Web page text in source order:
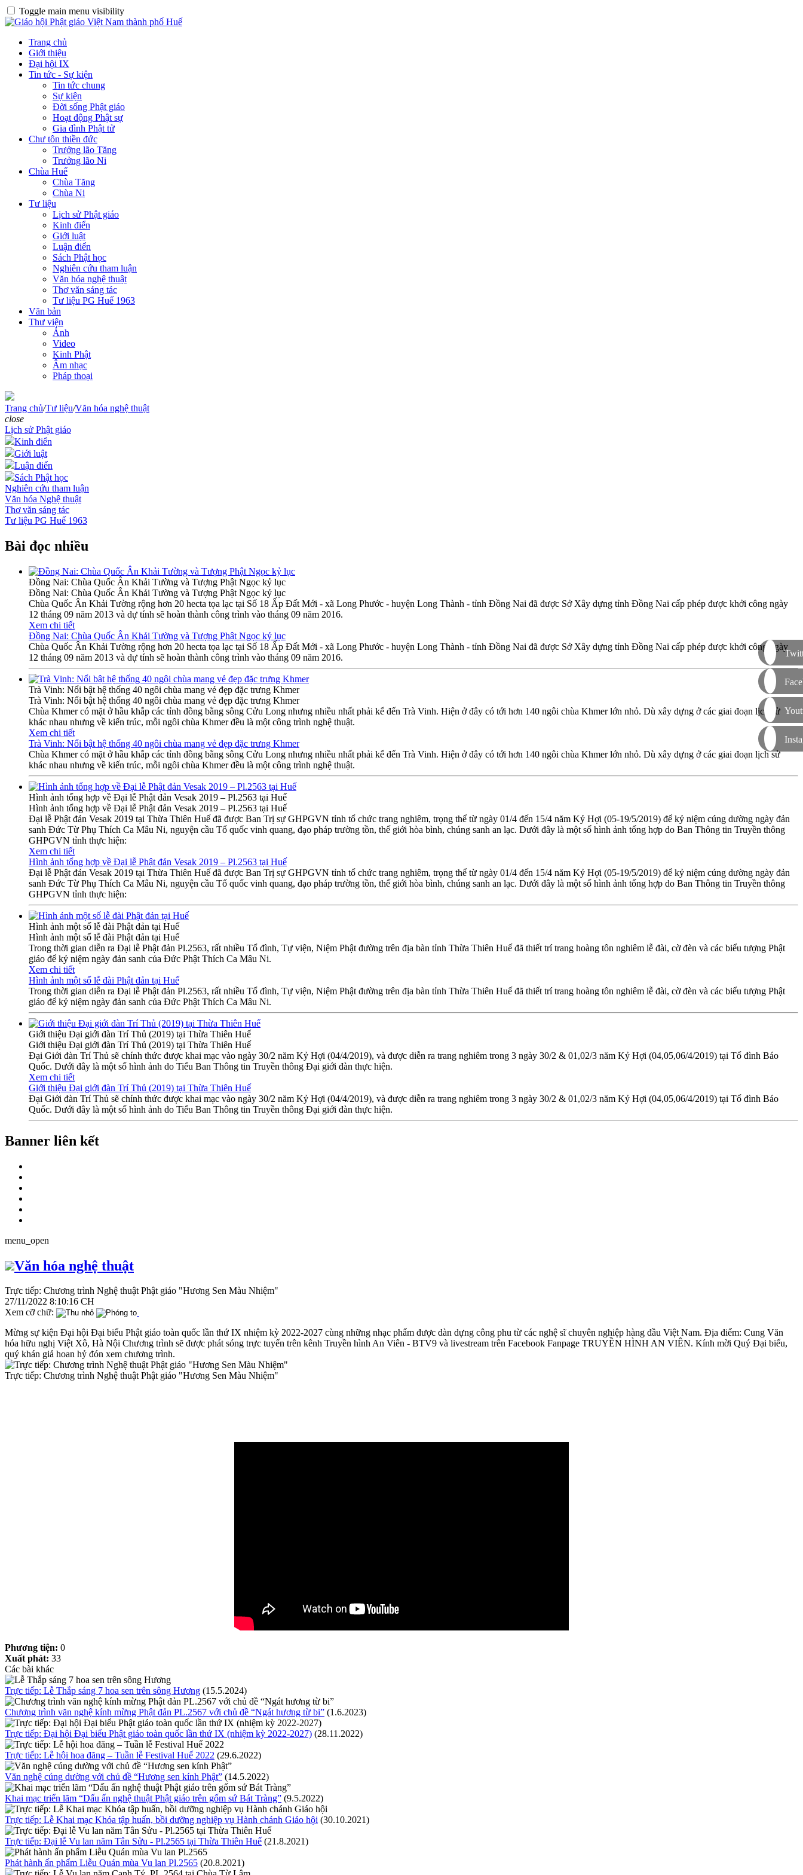
Toggle main menu visibility
Trang chủ
Giới thiệu
Đại hội IX
Tin tức - Sự kiện
Tin tức chung
Sự kiện
Đời sống Phật giáo
Hoạt động Phật sự
Gia đình Phật tử
Chư tôn thiền đức
Trưởng lão Tăng
Trưởng lão Ni
Chùa Huế
Chùa Tăng
Chùa Ni
Tư liệu
Lịch sử Phật giáo
Kinh điển
Giới luật
Luận điển
Sách Phật học
Nghiên cứu tham luận
Văn hóa nghệ thuật
Thơ văn sáng tác
Tư liệu PG Huế 1963
Văn bản
Thư viện
Ảnh
Video
Kinh Phật
Âm nhạc
Pháp thoại
Trang chủ/Tư liệu/Văn hóa nghệ thuật
close
Lịch sử Phật giáo
Kinh điển
Giới luật
Luận điển
Sách Phật học
Nghiên cứu tham luận
Văn hóa Nghệ thuật
Thơ văn sáng tác
Tư liệu PG Huế 1963
Bài đọc nhiều
Đồng Nai: Chùa Quốc Ân Khải Tường và Tượng Phật Ngọc kỷ lục
Đồng Nai: Chùa Quốc Ân Khải Tường và Tượng Phật Ngọc kỷ lục
Chùa Quốc Ân Khải Tường rộng hơn 20 hecta tọa lạc tại Số 18 Ấp Đất Mới - xã Long Phước - huyện Long Thành - tỉnh Đồng Nai đã được Sở Xây dựng tỉnh Đồng Nai cấp phép được khởi công ngày
12 tháng 09 năm 2013 và dự tính sẽ hoàn thành công trình vào tháng 09 năm 2016.
Xem chi tiết
Đồng Nai: Chùa Quốc Ân Khải Tường và Tượng Phật Ngọc kỷ lục
Chùa Quốc Ân Khải Tường rộng hơn 20 hecta tọa lạc tại Số 18 Ấp Đất Mới - xã Long Phước - huyện Long Thành - tỉnh Đồng Nai đã được Sở Xây dựng tỉnh Đồng Nai cấp phép được khởi công ngày
12 tháng 09 năm 2013 và dự tính sẽ hoàn thành công trình vào tháng 09 năm 2016.
Trà Vinh: Nổi bật hệ thống 40 ngôi chùa mang vẻ đẹp đặc trưng Khmer
Trà Vinh: Nổi bật hệ thống 40 ngôi chùa mang vẻ đẹp đặc trưng Khmer
Chùa Khmer có mặt ở hầu khắp các tỉnh đồng bằng sông Cửu Long nhưng nhiều nhất phải kể đến Trà Vinh. Hiện ở đây có tới hơn 140 ngôi chùa Khmer lớn nhỏ. Dù xây dựng ở các giai đoạn lịch sử
khác nhau nhưng về kiến trúc, mỗi ngôi chùa Khmer đều là một công trình nghệ thuật.
Xem chi tiết
Trà Vinh: Nổi bật hệ thống 40 ngôi chùa mang vẻ đẹp đặc trưng Khmer
Chùa Khmer có mặt ở hầu khắp các tỉnh đồng bằng sông Cửu Long nhưng nhiều nhất phải kể đến Trà Vinh. Hiện ở đây có tới hơn 140 ngôi chùa Khmer lớn nhỏ. Dù xây dựng ở các giai đoạn lịch sử
khác nhau nhưng về kiến trúc, mỗi ngôi chùa Khmer đều là một công trình nghệ thuật.
Hình ảnh tổng hợp về Đại lễ Phật đản Vesak 2019 – Pl.2563 tại Huế
Hình ảnh tổng hợp về Đại lễ Phật đản Vesak 2019 – Pl.2563 tại Huế
Đại lễ Phật đản Vesak 2019 tại Thừa Thiên Huế đã được Ban Trị sự GHPGVN tỉnh tổ chức trang nghiêm, trọng thể từ ngày 01/4 đến 15/4 năm Kỷ Hợi (05-19/5/2019) để kỷ niệm cúng dường ngày đản
sanh Đức Từ Phụ Thích Ca Mâu Ni, nguyện cầu Tổ quốc vinh quang, đạo pháp trường tồn, thế giới hòa bình, chúng sanh an lạc. Dưới đây là một số hình ảnh tổng hợp do Ban Thông tin Truyền thông
GHPGVN tỉnh thực hiện:
Xem chi tiết
Hình ảnh tổng hợp về Đại lễ Phật đản Vesak 2019 – Pl.2563 tại Huế
Đại lễ Phật đản Vesak 2019 tại Thừa Thiên Huế đã được Ban Trị sự GHPGVN tỉnh tổ chức trang nghiêm, trọng thể từ ngày 01/4 đến 15/4 năm Kỷ Hợi (05-19/5/2019) để kỷ niệm cúng dường ngày đản
sanh Đức Từ Phụ Thích Ca Mâu Ni, nguyện cầu Tổ quốc vinh quang, đạo pháp trường tồn, thế giới hòa bình, chúng sanh an lạc. Dưới đây là một số hình ảnh tổng hợp do Ban Thông tin Truyền thông
GHPGVN tỉnh thực hiện:
Hình ảnh một số lễ đài Phật đản tại Huế
Hình ảnh một số lễ đài Phật đản tại Huế
Trong thời gian diễn ra Đại lễ Phật đản Pl.2563, rất nhiều Tổ đình, Tự viện, Niệm Phật đường trên địa bàn tỉnh Thừa Thiên Huế đã thiết trí trang hoàng tôn nghiêm lễ đài, cờ đèn và các biểu tượng Phật
giáo để kỷ niệm ngày đản sanh của Đức Phật Thích Ca Mâu Ni.
Xem chi tiết
Hình ảnh một số lễ đài Phật đản tại Huế
Trong thời gian diễn ra Đại lễ Phật đản Pl.2563, rất nhiều Tổ đình, Tự viện, Niệm Phật đường trên địa bàn tỉnh Thừa Thiên Huế đã thiết trí trang hoàng tôn nghiêm lễ đài, cờ đèn và các biểu tượng Phật
giáo để kỷ niệm ngày đản sanh của Đức Phật Thích Ca Mâu Ni.
Giới thiệu Đại giới đàn Trí Thủ (2019) tại Thừa Thiên Huế
Giới thiệu Đại giới đàn Trí Thủ (2019) tại Thừa Thiên Huế
Đại Giới đàn Trí Thủ sẽ chính thức được khai mạc vào ngày 30/2 năm Kỷ Hợi (04/4/2019), và được diễn ra trang nghiêm trong 3 ngày 30/2 & 01,02/3 năm Kỷ Hợi (04,05,06/4/2019) tại Tổ đình Báo
Quốc. Dưới đây là một số hình ảnh do Tiểu Ban Thông tin Truyền thông Đại giới đàn thực hiện.
Xem chi tiết
Giới thiệu Đại giới đàn Trí Thủ (2019) tại Thừa Thiên Huế
Đại Giới đàn Trí Thủ sẽ chính thức được khai mạc vào ngày 30/2 năm Kỷ Hợi (04/4/2019), và được diễn ra trang nghiêm trong 3 ngày 30/2 & 01,02/3 năm Kỷ Hợi (04,05,06/4/2019) tại Tổ đình Báo
Quốc. Dưới đây là một số hình ảnh do Tiểu Ban Thông tin Truyền thông Đại giới đàn thực hiện.
Banner liên kết
menu_open
Văn hóa nghệ thuật
Trực tiếp: Chương trình Nghệ thuật Phật giáo "Hương Sen Màu Nhiệm"
27/11/2022 8:10:16 CH
Xem cỡ chữ:
Mừng sự kiện Đại hội Đại biểu Phật giáo toàn quốc lần thứ IX nhiệm kỳ 2022-2027 cùng những nhạc phẩm được dàn dựng công phu từ các nghệ sĩ chuyên nghiệp hàng đầu Việt Nam. Địa điểm: Cung Văn
hóa hữu nghị Việt Xô, Hà Nội Chương trình sẽ được phát sóng trực tuyến trên kênh Truyền hình An Viên - BTV9 và livestream trên Facebook Fanpage TRUYỀN HÌNH AN VIÊN. Kính mời Quý Đại biểu,
quý khán giả hoan hỷ đón xem chương trình.
Trực tiếp: Chương trình Nghệ thuật Phật giáo "Hương Sen Màu Nhiệm"
Phương tiện: 0
Xuất phát: 33
Các bài khác
Trực tiếp: Lễ Thắp sáng 7 hoa sen trên sông Hương (15.5.2024)
Chương trình văn nghệ kính mừng Phật đản PL.2567 với chủ đề “Ngát hương từ bi” (1.6.2023)
Trực tiếp: Đại hội Đại biểu Phật giáo toàn quốc lần thứ IX (nhiệm kỳ 2022-2027) (28.11.2022)
Trực tiếp: Lễ hội hoa đăng – Tuần lễ Festival Huế 2022 (29.6.2022)
Văn nghệ cúng dường với chủ đề “Hương sen kính Phật” (14.5.2022)
Khai mạc triển lãm “Dấu ấn nghệ thuật Phật giáo trên gốm sứ Bát Tràng” (9.5.2022)
Trực tiếp: Lễ Khai mạc Khóa tập huấn, bồi dưỡng nghiệp vụ Hành chánh Giáo hội (30.10.2021)
Trực tiếp: Đại lễ Vu lan năm Tân Sửu - Pl.2565 tại Thừa Thiên Huế (21.8.2021)
Phát hành ấn phẩm Liễu Quán mùa Vu lan Pl.2565 (20.8.2021)